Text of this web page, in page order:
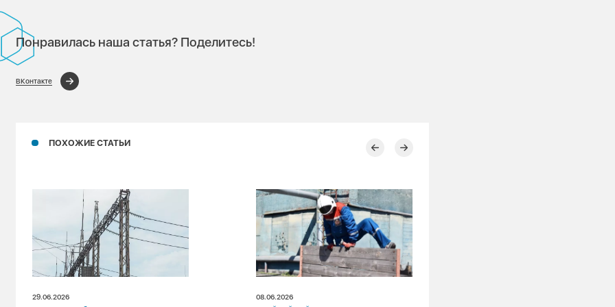
Понравилась наша статья? Поделитесь!
ВКонтакте
ПОХОЖИЕ СТАТЬИ
29.06.2026
08.06.2026